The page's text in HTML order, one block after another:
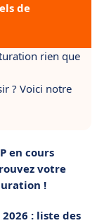
de
rien que
? Voici notre
en cours
votre
!
: liste des